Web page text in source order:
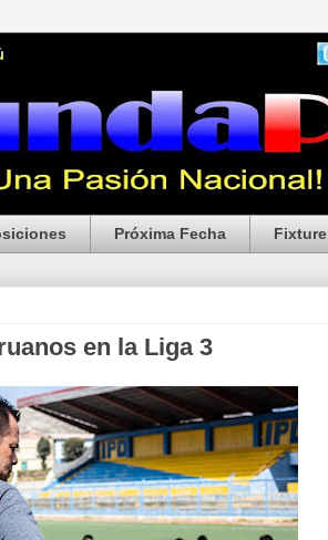
Próxima Fecha Fixture
en la Liga 3